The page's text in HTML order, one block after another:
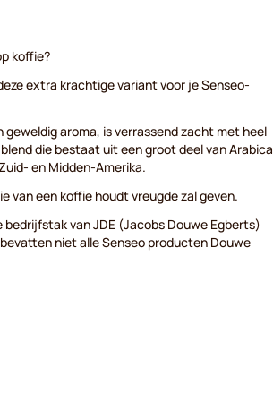
koffie?
extra krachtige variant voor je Senseo-
aroma, is verrassend zacht met heel
die bestaat uit een groot deel van Arabica
en Midden-Amerika.
van een koffie houdt vreugde zal geven.
van JDE (Jacobs Douwe Egberts)
niet alle Senseo producten Douwe